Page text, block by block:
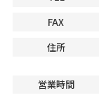
FAX
住所
営業時間